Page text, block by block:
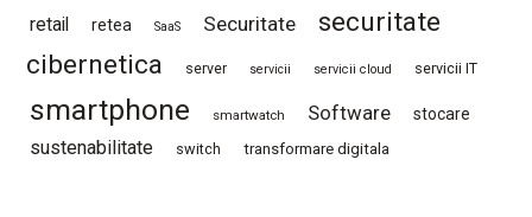
retail retea SaaS Securitate
securitate
cibernetica
server servicii servicii cloud servicii IT
smartphone smartwatch Software stocare
sustenabilitate switch transformare digitala